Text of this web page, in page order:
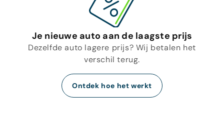
Je nieuwe auto aan de laagste prijs
Dezelfde auto lagere prijs? Wij betalen het
verschil terug.
Ontdek hoe het werkt